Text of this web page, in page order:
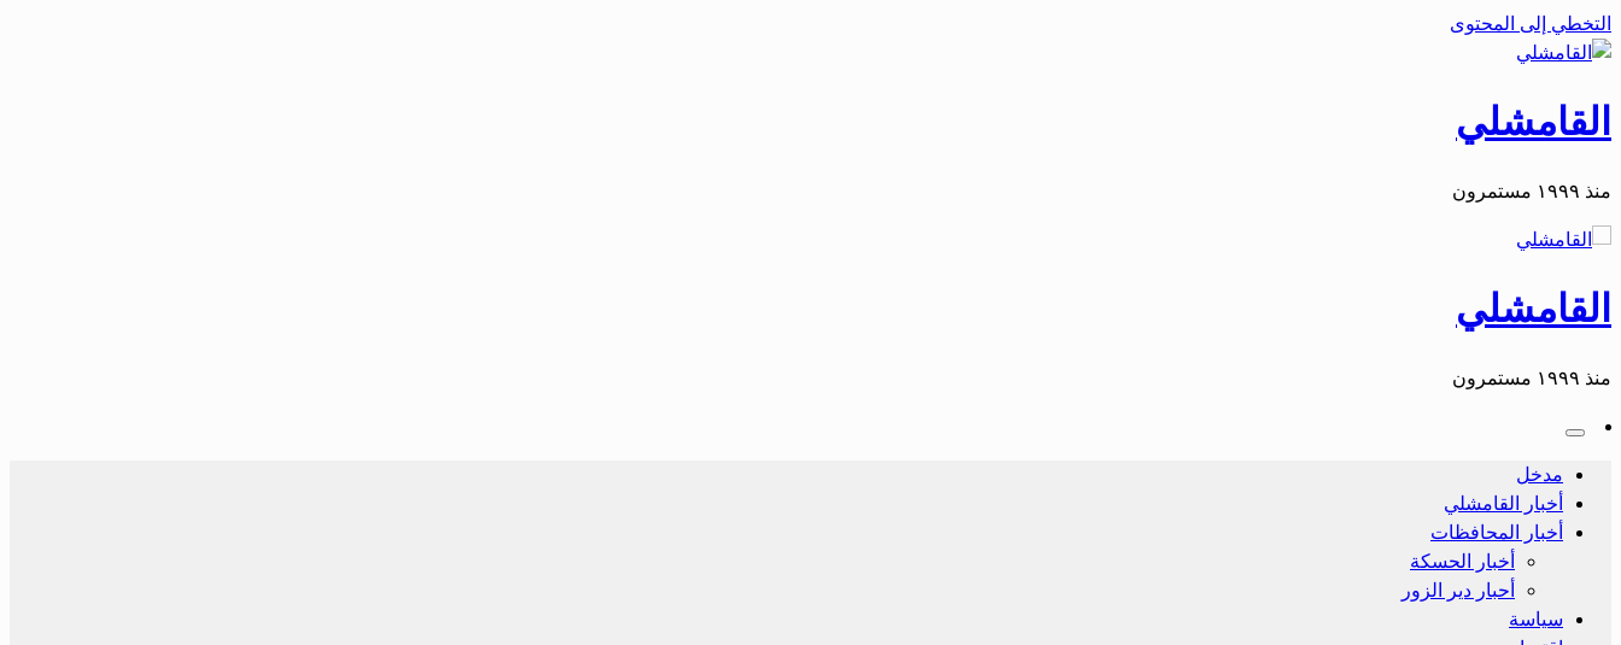
التخطي إلى المحتوى
القامشلي
منذ ١٩٩٩ مستمرون
القامشلي
منذ ١٩٩٩ مستمرون
مدخل
أخبار القامشلي
أخبار المحافظات
أخبار الحسكة
أحبار دير الزور
سياسة